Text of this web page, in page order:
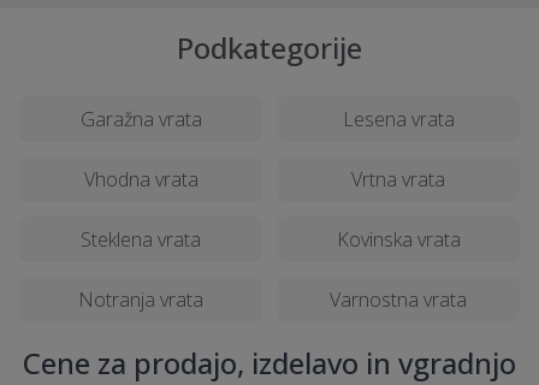
Podkategorije
Garažna vrata Lesena vrata
Vhodna vrata Vrtna vrata
Steklena vrata Kovinska vrata
Notranja vrata Varnostna vrata
Cene za prodajo, izdelavo in vgradnjo